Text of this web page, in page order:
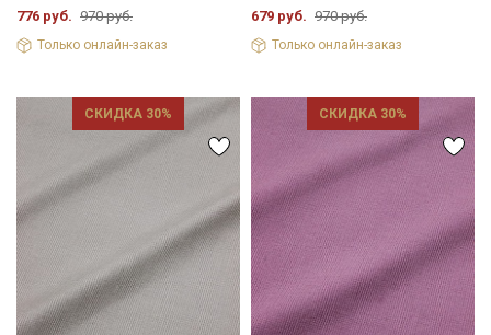
776 руб. 970 руб.
Только онлайн-заказ
679 руб. 970 руб.
Только онлайн-заказ
СКИДКА 30% СКИДКА 30%